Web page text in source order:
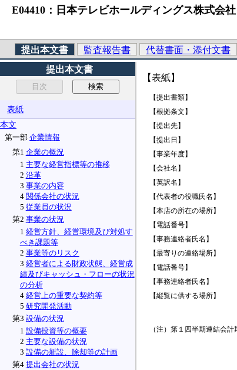
E04410：日本テレビホールディングス株式会
提出本文書 監査報告書
代替書面・添付文書
提出本文書